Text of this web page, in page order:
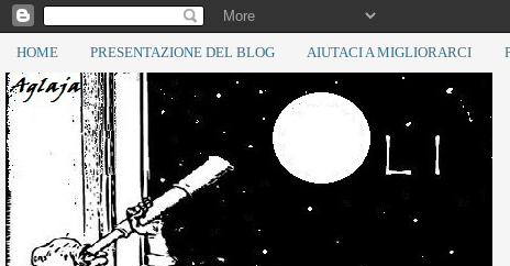
HOME PRESENTAZIONE DEL BLOG AIUTACI A MIGLIORARCI